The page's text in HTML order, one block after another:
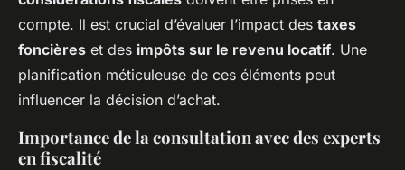
compte. Il est crucial d’évaluer l’impact des taxes
foncières et des impôts sur le revenu locatif. Une
planification méticuleuse de ces éléments peut
influencer la décision d’achat.
Importance de la consultation avec des experts
en fiscalité